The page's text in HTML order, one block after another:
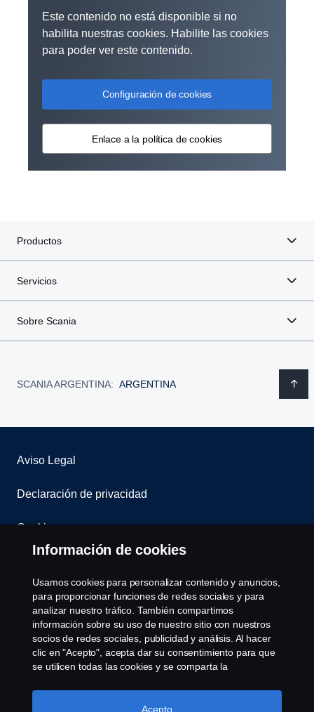
Este contenido no está disponible si no
habilita nuestras cookies. Habilite las cookies
para poder ver este contenido.
Configuración de cookies
Enlace a la política de cookies
Productos
Servicios
Sobre Scania
SCANIA ARGENTINA: ARGENTINA
Aviso Legal
Declaración de privacidad
Cookies
Sistema de Denuncias
Configuración de cookies
Información de cookies
Usamos cookies para personalizar contenido y anuncios,
para proporcionar funciones de redes sociales y para
analizar nuestro tráfico. También compartimos
información sobre su uso de nuestro sitio con nuestros
socios de redes sociales, publicidad y análisis. Al hacer
clic en "Acepto", acepta dar su consentimiento para que
se utilicen todas las cookies y se comparta la
haciendo clic en "Configuración de cookies" y
seleccionando las categorías que desea aceptar. Para
Acepto